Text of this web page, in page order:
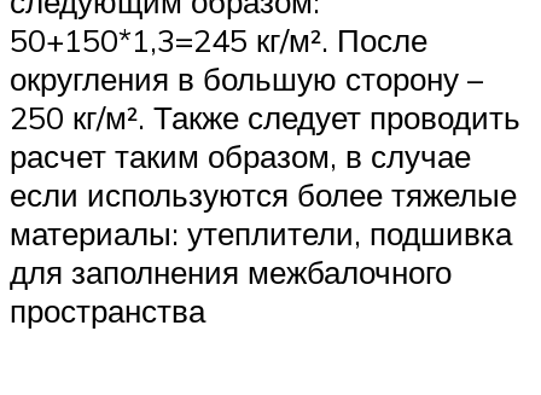
50+150*1,3=245 кг/м². После
округления в большую сторону –
250 кг/м². Также следует проводить
расчет таким образом, в случае
если используются более тяжелые
материалы: утеплители, подшивка
для заполнения межбалочного
пространства